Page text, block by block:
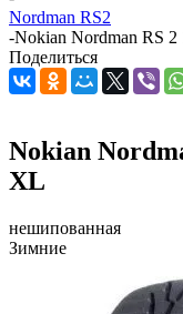
Nordman RS2
-Nokian Nordman RS
Поделиться
Nokian
XL
нешипованная
Зимние